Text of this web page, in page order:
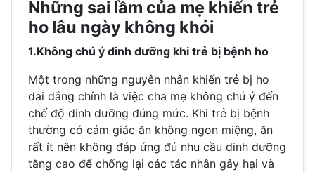
Những sai lầm của mẹ khiến trẻ
ho lâu ngày không khỏi
1.Không chú ý dinh dưỡng khi trẻ bị bệnh ho
Một trong những nguyên nhân khiến trẻ bị ho
dai dẳng chính là việc cha mẹ không chú ý đến
chế độ dinh dưỡng đúng mức. Khi trẻ bị bệnh
thường có cảm giác ăn không ngon miệng, ăn
rất ít nên không đáp ứng đủ nhu cầu dinh dưỡng
tăng cao để chống lại các tác nhân gây hại và